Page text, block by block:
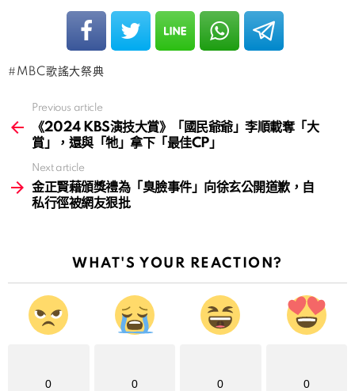
MBC歌謠大祭典
more
Previous article
《2024 KBS演技大賞》「國民爺爺」李順載奪「大
賞」，還與「牠」拿下「最佳CP」
Next article
金正賢藉頒獎禮為「臭臉事件」向徐玄公開道歉，自
私行徑被網友狠批
WHAT'S YOUR REACTION?
0 0 0 0